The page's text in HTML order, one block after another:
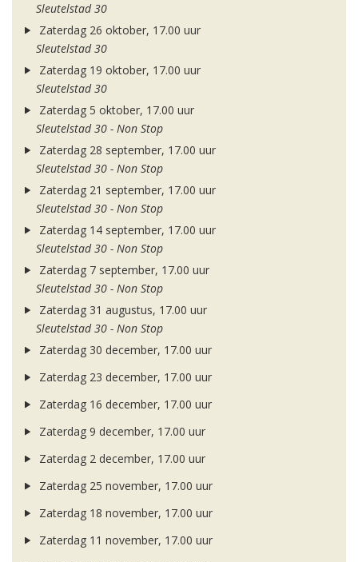
Sleutelstad 30
Zaterdag 26 oktober, 17.00 uur
Sleutelstad 30
Zaterdag 19 oktober, 17.00 uur
Sleutelstad 30
Zaterdag 5 oktober, 17.00 uur
Sleutelstad 30 - Non Stop
Zaterdag 28 september, 17.00 uur
Sleutelstad 30 - Non Stop
Zaterdag 21 september, 17.00 uur
Sleutelstad 30 - Non Stop
Zaterdag 14 september, 17.00 uur
Sleutelstad 30 - Non Stop
Zaterdag 7 september, 17.00 uur
Sleutelstad 30 - Non Stop
Zaterdag 31 augustus, 17.00 uur
Sleutelstad 30 - Non Stop
Zaterdag 30 december, 17.00 uur
Zaterdag 23 december, 17.00 uur
Zaterdag 16 december, 17.00 uur
Zaterdag 9 december, 17.00 uur
Zaterdag 2 december, 17.00 uur
Zaterdag 25 november, 17.00 uur
Zaterdag 18 november, 17.00 uur
Zaterdag 11 november, 17.00 uur